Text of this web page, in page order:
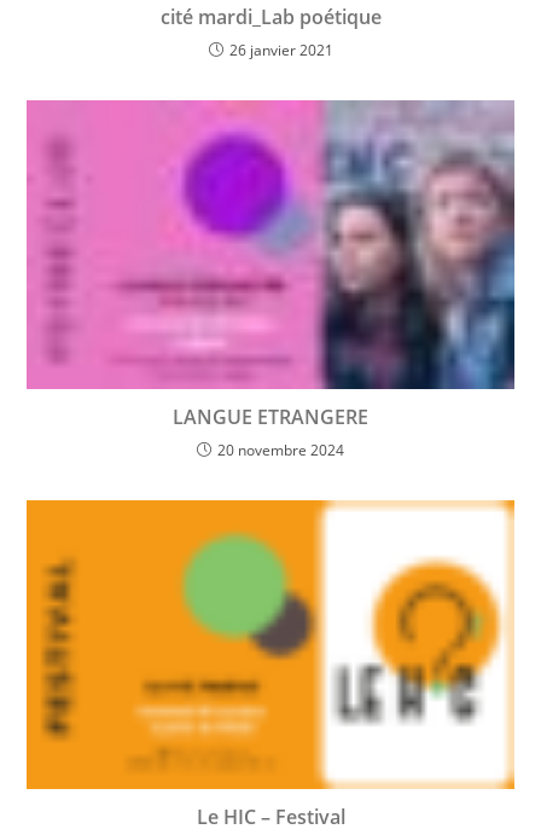
cité mardi_Lab poétique
26 janvier 2021
LANGUE ETRANGERE
20 novembre 2024
Le HIC – Festival